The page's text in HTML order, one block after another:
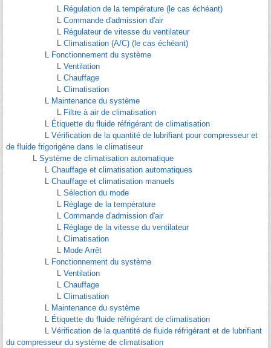
L Régulation de la température (le cas échéant)
L Commande d'admission d'air
L Régulateur de vitesse du ventilateur
L Climatisation (A/C) (le cas échéant)
L Fonctionnement du système
L Ventilation
L Chauffage
L Climatisation
L Maintenance du système
L Filtre à air de climatisation
L Étiquette du fluide réfrigérant de climatisation
L Vérification de la quantité de lubrifiant pour compresseur et
de fluide frigorigène dans le climatiseur
L Système de climatisation automatique
L Chauffage et climatisation automatiques
L Chauffage et climatisation manuels
L Sélection du mode
L Réglage de la température
L Commande d'admission d'air
L Réglage de la vitesse du ventilateur
L Climatisation
L Mode Arrêt
L Fonctionnement du système
L Ventilation
L Chauffage
L Climatisation
L Maintenance du système
L Étiquette du fluide réfrigérant de climatisation
L Vérification de la quantité de fluide réfrigérant et de lubrifiant
du compresseur du système de climatisation